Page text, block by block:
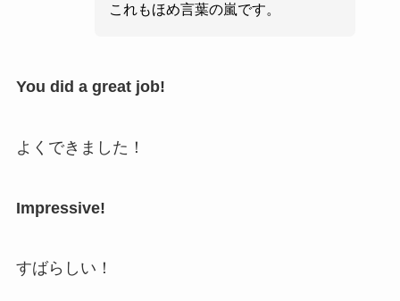
これもほめ言葉の嵐です。
You did a great job!
よくできました！
Impressive!
すばらしい！